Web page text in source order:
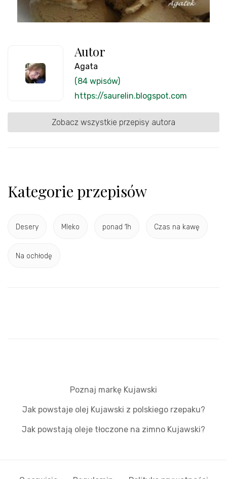
Autor
Agata
(84 wpisów)
https://saurelin.blogspot.com
Zobacz wszystkie przepisy autora
Kategorie przepisów
Desery Mleko ponad 1h Czas na kawę
Na ochłodę
Poznaj markę Kujawski
Jak powstaje olej Kujawski z polskiego rzepaku?
Jak powstają oleje tłoczone na zimno Kujawski?